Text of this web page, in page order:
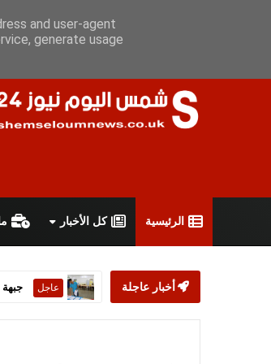
سياسة الخصوصية
الرئيسية كل الأخبار
أخبار عاجلة عاجل
and user-agent
generate usage